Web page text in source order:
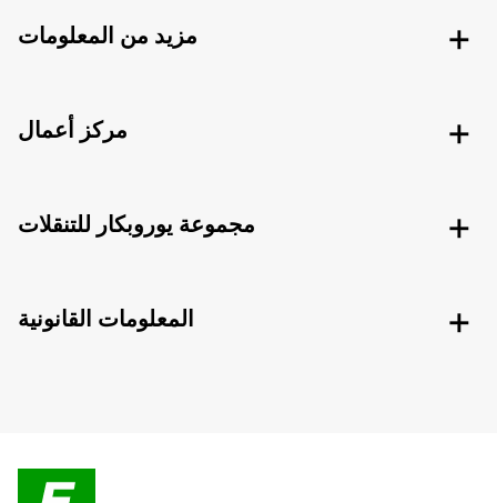
مزيد من المعلومات
مركز أعمال
مجموعة يوروبكار للتنقلات
المعلومات القانونية